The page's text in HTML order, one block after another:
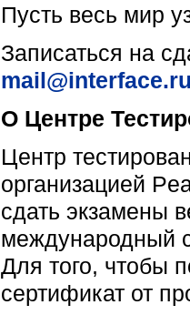
Пусть весь мир
Записаться на
О Центре
Центр
организацией
сдать экзамены
международный
Для того, чтобы
сертификат от